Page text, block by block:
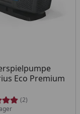
Eco Premium
(2)
am Lager